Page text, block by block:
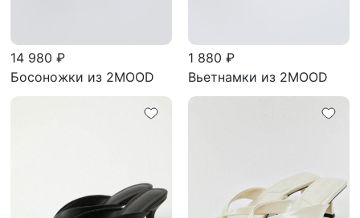
14 980 ₽
Босоножки из 2MOOD
1 880 ₽
Вьетнамки из 2MOOD